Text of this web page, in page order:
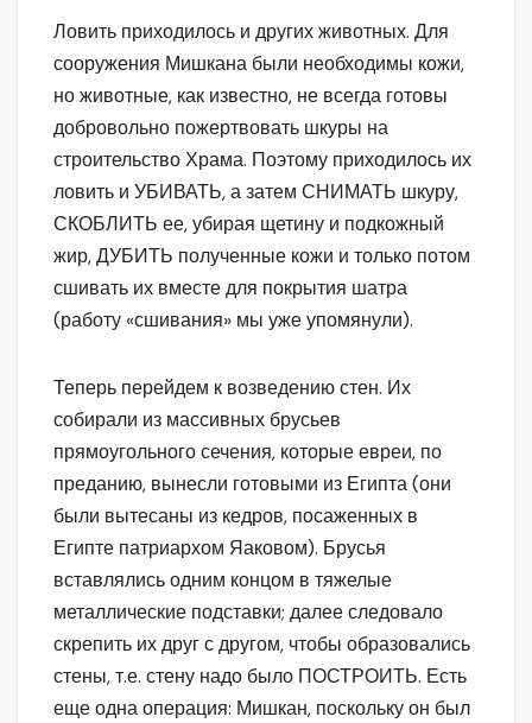
Ловить приходилось и других животных. Для
сооружения Мишкана были необходимы кожи,
но животные, как известно, не всегда готовы
добровольно пожертвовать шкуры на
строительство Храма. Поэтому приходилось их
ловить и УБИВАТЬ, а затем СНИМАТЬ шкуру,
СКОБЛИТЬ ее, убирая щетину и подкожный
жир, ДУБИТЬ полученные кожи и только потом
сшивать их вместе для покрытия шатра
(работу «сшивания» мы уже упомянули).
Теперь перейдем к возведению стен. Их
собирали из массивных брусьев
прямоугольного сечения, которые евреи, по
преданию, вынесли готовыми из Египта (они
были вытесаны из кедров, посаженных в
Египте патриархом Яаковом). Брусья
вставлялись одним концом в тяжелые
металлические подставки; далее следовало
скрепить их друг с другом, чтобы образовались
стены, т.е. стену надо было ПОСТРОИТЬ. Есть
еще одна операция: Мишкан, поскольку он был